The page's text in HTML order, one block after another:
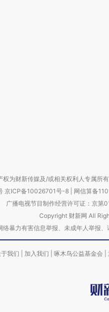
为财新传媒及/或相关权利人专属所
京ICP备10026701号-8 网信算备
广播电视节目制作经营许可证：京第
Copyright 财新网 All
络暴力有害信息举报、未成年人举
于我们 加入我们 啄木鸟公益基金会